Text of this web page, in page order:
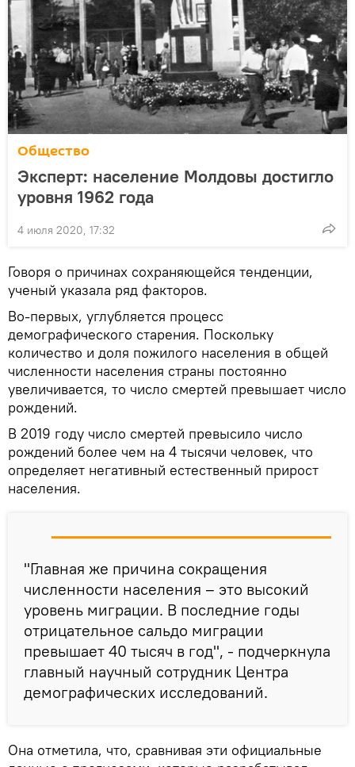
Общество
Эксперт: население Молдовы достигло
уровня 1962 года
4 июля 2020, 17:32
Говоря о причинах сохраняющейся тенденции,
ученый указала ряд факторов.
Во-первых, углубляется процесс
демографического старения. Поскольку
количество и доля пожилого населения в общей
численности населения страны постоянно
увеличивается, то число смертей превышает число
рождений.
В 2019 году число смертей превысило число
рождений более чем на 4 тысячи человек, что
определяет негативный естественный прирост
населения.
"Главная же причина сокращения
численности населения – это высокий
уровень миграции. В последние годы
отрицательное сальдо миграции
превышает 40 тысяч в год", - подчеркнула
главный научный сотрудник Центра
демографических исследований.
Она отметила, что, сравнивая эти официальные